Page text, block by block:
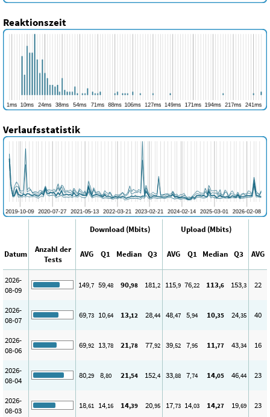
Reaktionszeit
Verlaufsstatistik
Download (Mbits) Upload (Mbits)
Datum
Anzahl der
Tests
AVG Q1 Median Q3 AVG Q1 Median Q3 AVG
2026-
08-09
149,7 59,48 90,98 181,2 115,9 76,22 113,6 153,3 22
2026-
08-07
69,73 10,64 13,12 28,44 48,47 5,94 10,35 24,35 40
2026-
08-06
69,92 13,78 21,78 77,92 39,52 7,95 11,77 43,34 16
2026-
08-04
80,29 8,80 21,54 152,4 33,88 7,74 14,05 46,44 23
2026-
08-03
18,61 14,16 14,39 20,95 17,73 14,03 14,27 19,69 23